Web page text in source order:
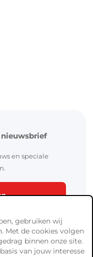
nieuwsbrief
en speciale
gebruiken wij
Met de cookies volgen
binnen onze site.
van jouw interesse